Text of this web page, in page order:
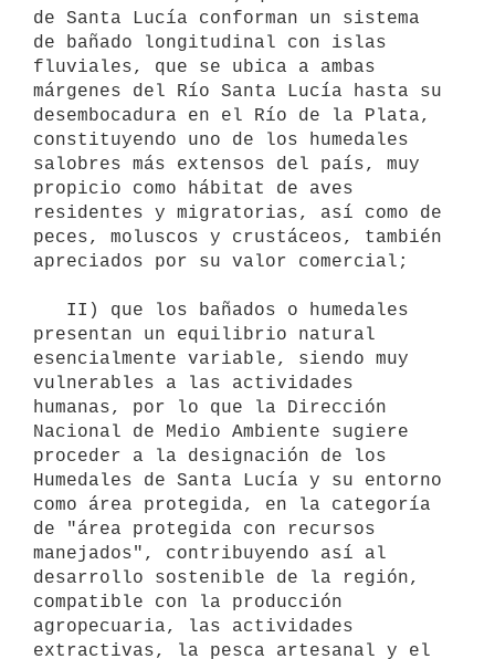
de Santa Lucía conforman un sistema
de bañado longitudinal con islas
fluviales, que se ubica a ambas
márgenes del Río Santa Lucía hasta su
desembocadura en el Río de la Plata,
constituyendo uno de los humedales
salobres más extensos del país, muy
propicio como hábitat de aves
residentes y migratorias, así como de
peces, moluscos y crustáceos, también
apreciados por su valor comercial;
presentan un equilibrio natural
esencialmente variable, siendo muy
vulnerables a las actividades
humanas, por lo que la Dirección
Nacional de Medio Ambiente sugiere
proceder a la designación de los
Humedales de Santa Lucía y su entorno
como área protegida, en la categoría
de "área protegida con recursos
manejados", contribuyendo así al
desarrollo sostenible de la región,
compatible con la producción
agropecuaria, las actividades
extractivas, la pesca artesanal y el